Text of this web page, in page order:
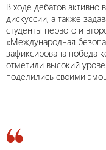
В ходе дебатов активно
дискуссии, а также
студенты первого и
«Международная
зафиксирована победа
отметили высокий
поделились своими